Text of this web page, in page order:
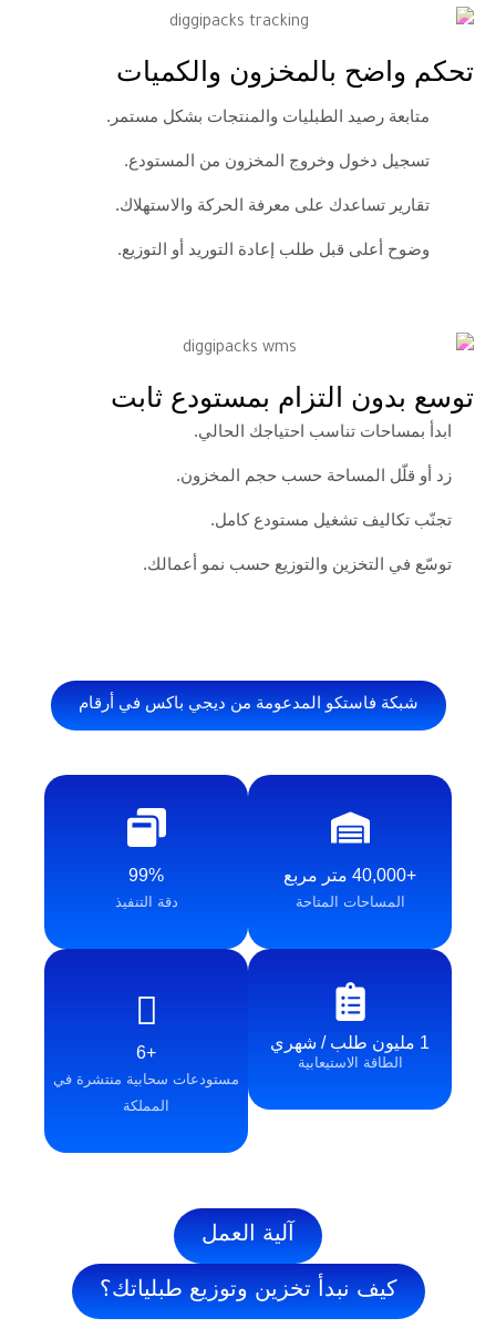
بالمخزون والكميات
الطبليات والمنتجات بشكل مستمر.
وخروج المخزون من المستودع.
على معرفة الحركة والاستهلاك.
قبل طلب إعادة التوريد أو التوزيع.
التزام بمستودع ثابت
تناسب احتياجك الحالي.
المساحة حسب حجم المخزون.
تشغيل مستودع كامل.
والتوزيع حسب نمو أعمالك.
المدعومة من ديجي باكس في أرقام
+6
مستودعات سحابية منتشرة في
المملكة
آلية العمل
نبدأ تخزين وتوزيع طبلياتك؟